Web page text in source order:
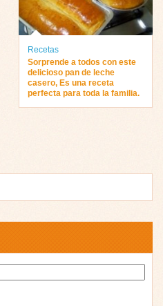
Recetas
Sorprende a todos con este
delicioso pan de leche
casero, Es una receta
perfecta para toda la familia.